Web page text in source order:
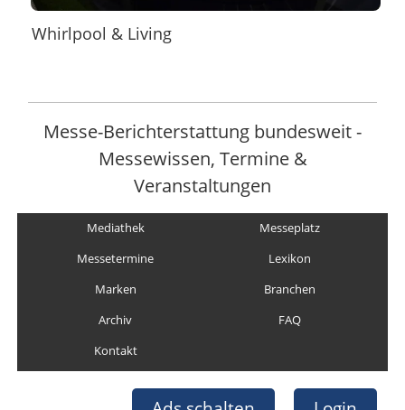
Whirlpool & Living
Messe-Berichterstattung bundesweit -
Messewissen, Termine &
Veranstaltungen
Mediathek
Messeplatz
Messetermine
Lexikon
Marken
Branchen
Archiv
FAQ
Kontakt